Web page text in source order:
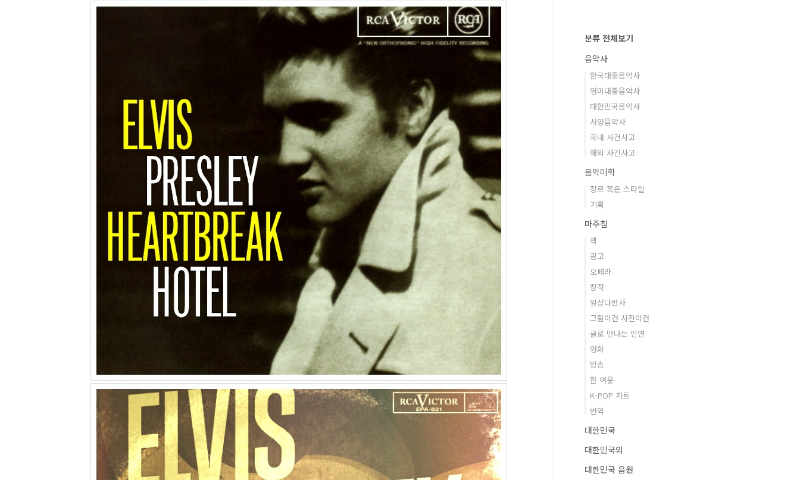
분류 전체보기
음악사
한국대중음악사
영미대중음악사
대한민국음악사
서양음악사
국내 사건사고
해외 사건사고
음악미학
장르 혹은 스타일
기획
마주침
책
광고
오페라
창작
일상다반사
그림이건 사진이건
글로 만나는 인연
영화
방송
한 여운
K-POP 차트
번역
대한민국
대한민국외
대한민국 음원